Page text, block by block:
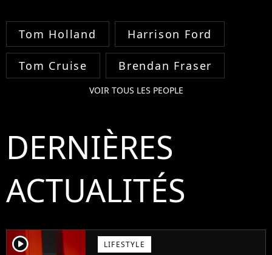
Tom Holland Harrison Ford
Tom Cruise Brendan Fraser
VOIR TOUS LES PEOPLE
DERNIÈRES
ACTUALITÉS
player2 LIFESTYLE